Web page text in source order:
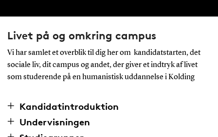
Livet på og omkring campus
Vi har samlet et overblik til dig her om kandidatstarten, det
sociale liv, dit campus og andet, der giver et indtryk af livet
som studerende på en humanistisk uddannelse i Kolding
Kandidatintroduktion
Undervisningen